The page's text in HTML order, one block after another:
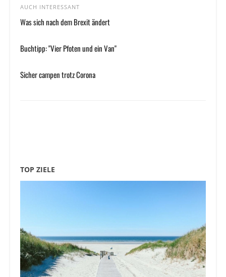
AUCH INTERESSANT
Was sich nach dem Brexit ändert
Buchtipp: "Vier Pfoten und ein Van"
Sicher campen trotz Corona
TOP ZIELE